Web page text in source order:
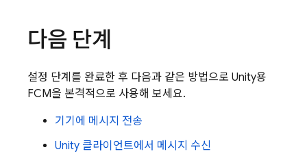
다음 단계
설정 단계를 완료한 후 다음과 같은 방법으로 Unity용
FCM을 본격적으로 사용해 보세요.
기기에 메시지 전송
Unity 클라이언트에서 메시지 수신